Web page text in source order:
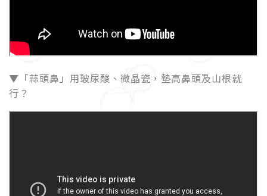
▼「蒜頭鼻」用玻尿酸、微晶瓷，墊高鼻頭及山根就
行？